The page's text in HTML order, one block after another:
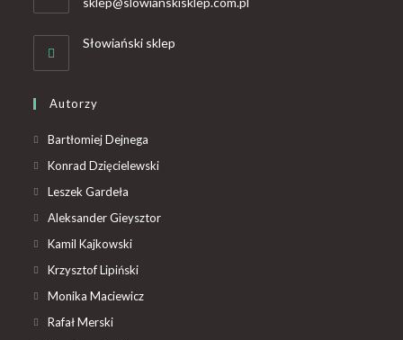
Słowiański sklep
Autorzy
Bartłomiej Dejnega
Konrad Dzięcielewski
Leszek Gardeła
Aleksander Gieysztor
Kamil Kajkowski
Krzysztof Lipiński
Monika Maciewicz
Rafał Merski